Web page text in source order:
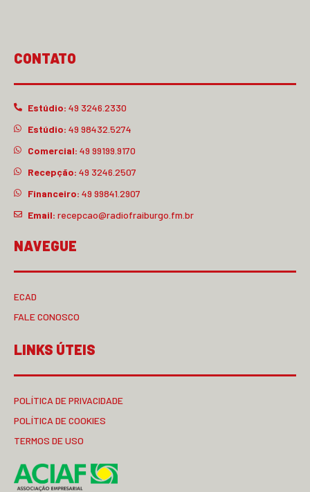
CONTATO
Estúdio: 49 3246.2330
Estúdio: 49 98432.5274
Comercial: 49 99199.9170
Recepção: 49 3246.2507
Financeiro: 49 99841.2907
Email: recepcao@radiofraiburgo.fm.br
NAVEGUE
ECAD
FALE CONOSCO
LINKS ÚTEIS
POLÍTICA DE PRIVACIDADE
POLÍTICA DE COOKIES
TERMOS DE USO